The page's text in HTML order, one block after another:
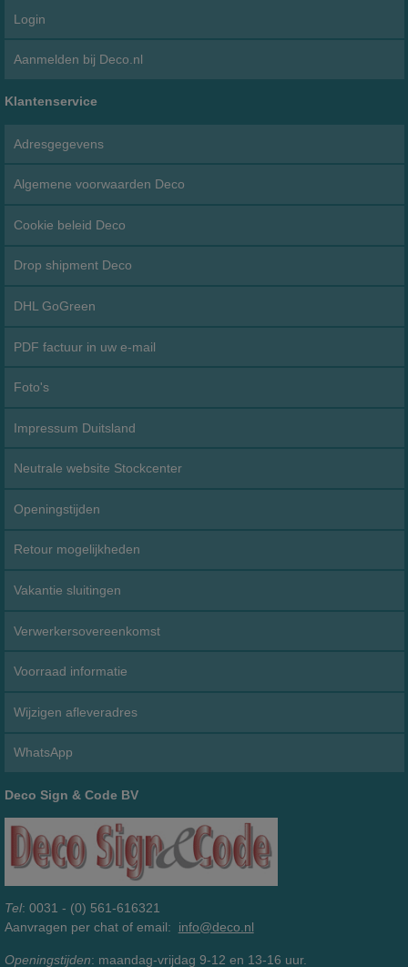
Login
Aanmelden bij Deco.nl
Klantenservice
Adresgegevens
Algemene voorwaarden Deco
Cookie beleid Deco
Drop shipment Deco
DHL GoGreen
PDF factuur in uw e-mail
Foto's
Impressum Duitsland
Neutrale website Stockcenter
Openingstijden
Retour mogelijkheden
Vakantie sluitingen
Verwerkersovereenkomst
Voorraad informatie
Wijzigen afleveradres
WhatsApp
Deco Sign & Code BV
Tel: 0031 - (0) 561-616321
Aanvragen per chat of email: info@deco.nl
Openingstijden: maandag-vrijdag 9-12 en 13-16 uur.